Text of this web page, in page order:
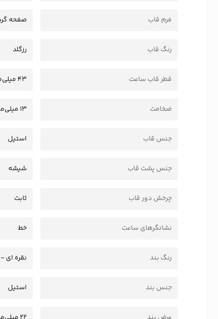
فرم قاب صفحه
رنگ قاب رزگلد
قطر قاب ساعت 43 میلی‌متر
ضخامت 13 میلی‌متر
جنس قاب استیل
جنس پشت قاب شیشه
چرخش دور قاب ثابت
نشانگرهای ساعت خط
رنگ بند نقره ای -
جنس بند استیل